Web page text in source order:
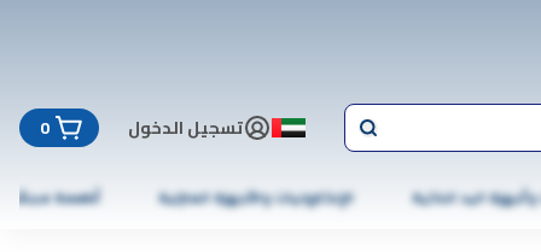
تسجيل الدخول 0
اليد الذكية الإلكترونيات والأجهزة المنزلية أطعمة مجمّدة